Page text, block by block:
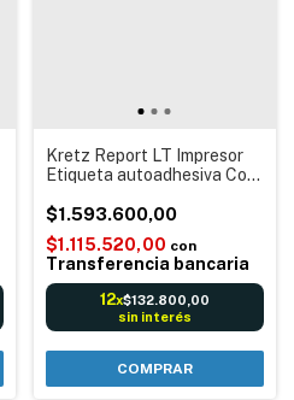
Kretz Report LT Impresor
Etiqueta autoadhesiva Con
electrónica Usb Itegra + 12
Rollos de etiquetas
$1.593.600,00
$1.115.520,00 con
Transferencia bancaria
12x$132.800,00
sin interés